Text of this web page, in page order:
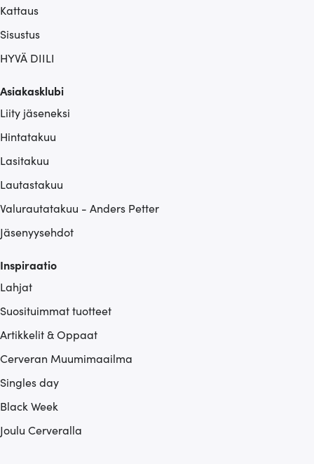
Kattaus
Sisustus
HYVÄ DIILI
Asiakasklubi
Liity jäseneksi
Hintatakuu
Lasitakuu
Lautastakuu
Valurautatakuu - Anders Petter
Jäsenyysehdot
Inspiraatio
Lahjat
Suosituimmat tuotteet
Artikkelit & Oppaat
Cerveran Muumimaailma
Singles day
Black Week
Joulu Cerveralla